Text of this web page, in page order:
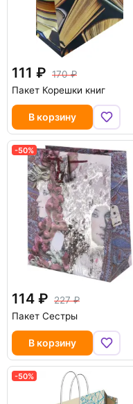
111
170
Пакет Корешки книг
В корзину
-50%
114
227
Пакет Сестры
В корзину
-50%